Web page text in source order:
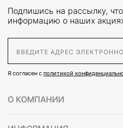
Подпишись на рассылку,
информацию о наших
Я согласен с политикой
О КОМПАНИИ